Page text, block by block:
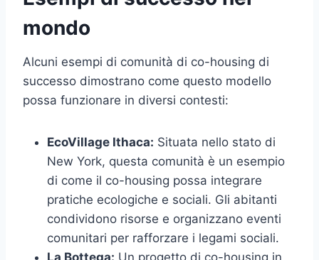
mondo
Alcuni esempi di comunità di co-housing di
successo dimostrano come questo modello
possa funzionare in diversi contesti:
EcoVillage Ithaca: Situata nello stato di
New York, questa comunità è un esempio
di come il co-housing possa integrare
pratiche ecologiche e sociali. Gli abitanti
condividono risorse e organizzano eventi
comunitari per rafforzare i legami sociali.